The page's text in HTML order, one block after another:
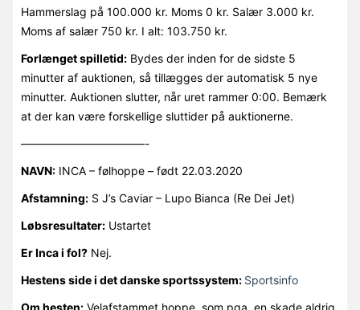
Hammerslag på 100.000 kr. Moms 0 kr. Salær 3.000 kr.
Moms af salær 750 kr. I alt: 103.750 kr.
Forlænget spilletid:Bydes der inden for de sidste 5
minutter af auktionen, så tillægges der automatisk 5 nye
minutter. Auktionen slutter, når uret rammer 0:00. Bemærk
at der kan være forskellige sluttider på auktionerne.
———————————-
NAVN:INCA – følhoppe – født 22.03.2020
Afstamning:S J’s Caviar – Lupo Bianca (Re Dei Jet)
Løbsresultater:Ustartet
Er Inca i fol?Nej.
Hestens side i det danske sportssystem: Sportsinfo
Om hesten:Velafstammet hoppe, som pga. en skade aldrig